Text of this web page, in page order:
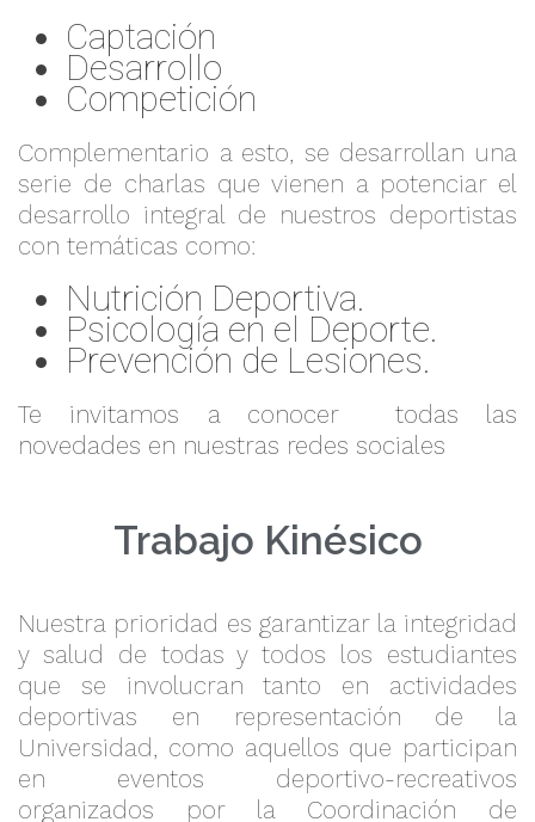
Captación
Desarrollo
Competición
Complementario a esto, se desarrollan una
serie de charlas que vienen a potenciar el
desarrollo integral de nuestros deportistas
con temáticas como:
Nutrición Deportiva.
Psicología en el Deporte.
Prevención de Lesiones.
Te invitamos a conocer todas las
novedades en nuestras redes sociales
Trabajo Kinésico
Nuestra prioridad es garantizar la integridad
y salud de todas y todos los estudiantes
que se involucran tanto en actividades
deportivas en representación de la
Universidad, como aquellos que participan
en eventos deportivo-recreativos
organizados por la Coordinación de